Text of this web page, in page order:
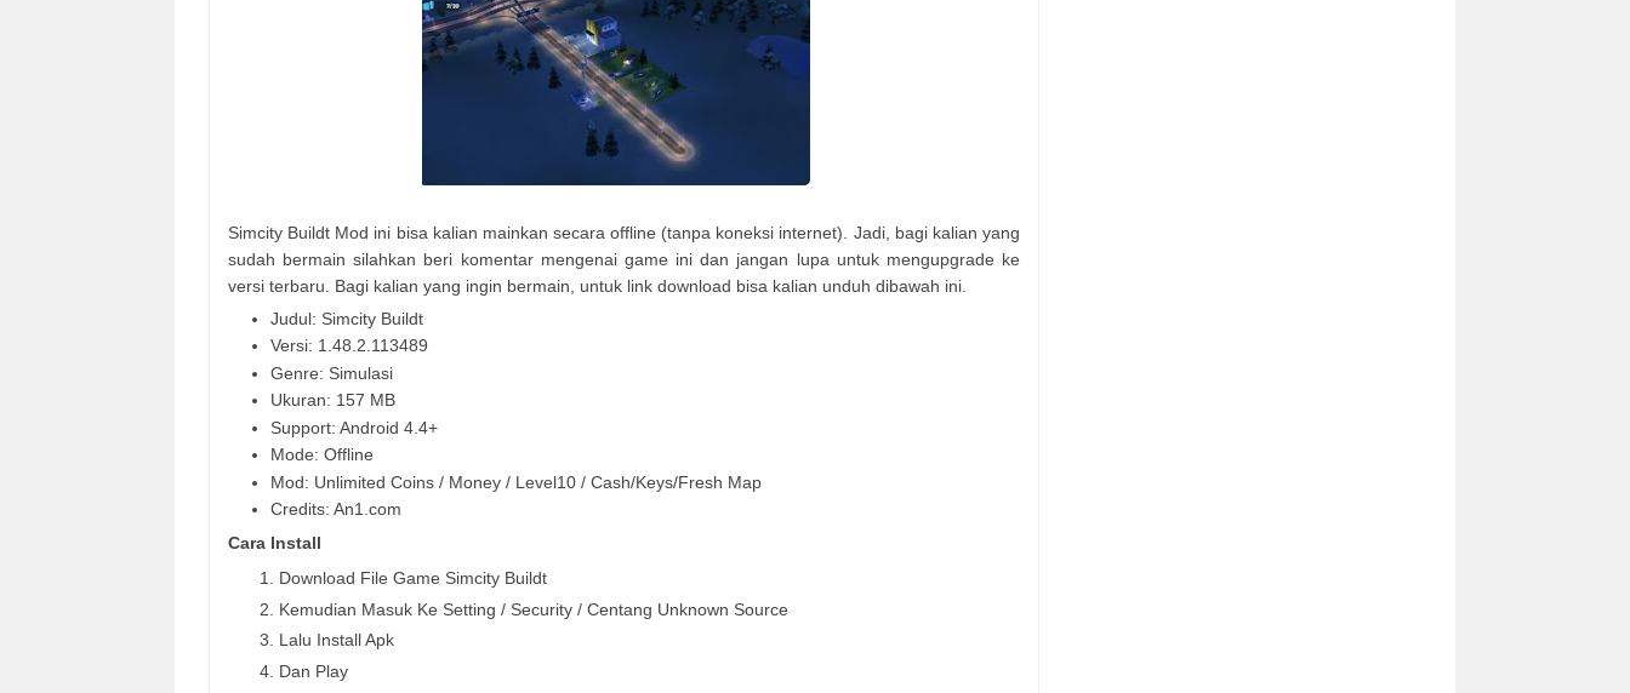
Simcity Buildt Mod ini bisa kalian mainkan secara offline (tanpa koneksi internet). Jadi, bagi kalian yang
sudah bermain silahkan beri komentar mengenai game ini dan jangan lupa untuk mengupgrade ke
versi terbaru. Bagi kalian yang ingin bermain, untuk link download bisa kalian unduh dibawah ini.
Judul: Simcity Buildt
Versi: 1.48.2.113489
Genre: Simulasi
Ukuran: 157 MB
Support: Android 4.4+
Mode: Offline
Mod: Unlimited Coins / Money / Level10 / Cash/Keys/Fresh Map
Credits: An1.com
Cara Install
Download File Game Simcity Buildt
Kemudian Masuk Ke Setting / Security / Centang Unknown Source
Lalu Install Apk
Dan Play